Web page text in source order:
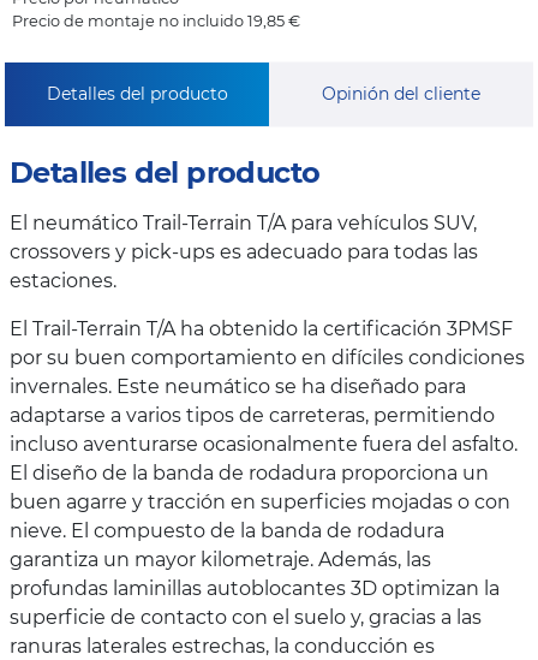
Precio de montaje no incluido 19,85 €
Detalles del producto Opinión del cliente
Detalles del producto
El neumático Trail-Terrain T/A para vehículos SUV,
crossovers y pick-ups es adecuado para todas las
estaciones.
El Trail-Terrain T/A ha obtenido la certificación 3PMSF
por su buen comportamiento en difíciles condiciones
invernales. Este neumático se ha diseñado para
adaptarse a varios tipos de carreteras, permitiendo
incluso aventurarse ocasionalmente fuera del asfalto.
El diseño de la banda de rodadura proporciona un
buen agarre y tracción en superficies mojadas o con
nieve. El compuesto de la banda de rodadura
garantiza un mayor kilometraje. Además, las
profundas laminillas autoblocantes 3D optimizan la
superficie de contacto con el suelo y, gracias a las
ranuras laterales estrechas, la conducción es